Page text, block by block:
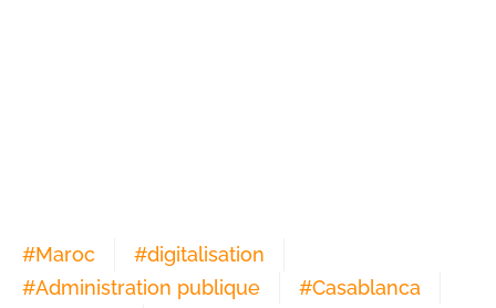
#Maroc #digitalisation
#Administration publique #Casablanca